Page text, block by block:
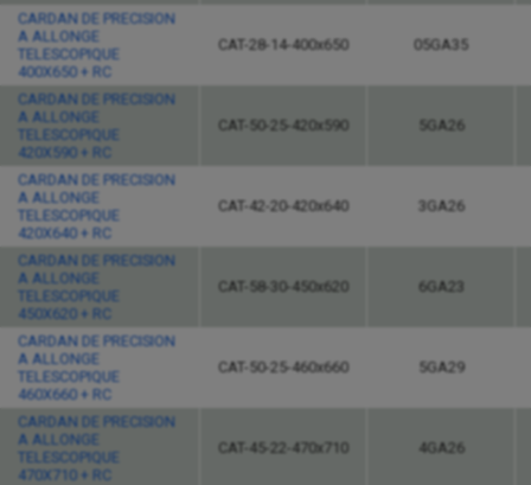
CARDAN DE PRECISION
A ALLONGE
TELESCOPIQUE
400X650 + RC
CAT-28-14-400x650 05GA35
CARDAN DE PRECISION
A ALLONGE
TELESCOPIQUE
420X590 + RC
CAT-50-25-420x590 5GA26
CARDAN DE PRECISION
A ALLONGE
TELESCOPIQUE
420X640 + RC
CAT-42-20-420x640 3GA26
CARDAN DE PRECISION
A ALLONGE
TELESCOPIQUE
450X620 + RC
CAT-58-30-450x620 6GA23
CARDAN DE PRECISION
A ALLONGE
TELESCOPIQUE
460X660 + RC
CAT-50-25-460x660 5GA29
CARDAN DE PRECISION
A ALLONGE
TELESCOPIQUE
470X710 + RC
CAT-45-22-470x710 4GA26